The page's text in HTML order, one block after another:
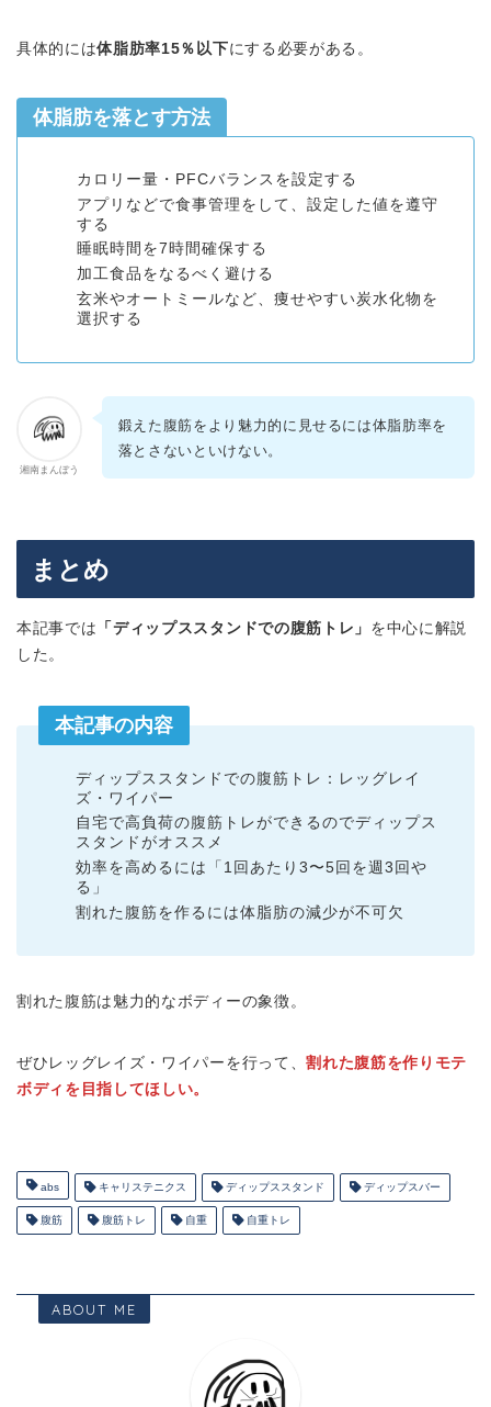
具体的には体脂肪率15％以下にする必要がある。
体脂肪を落とす方法
カロリー量・PFCバランスを設定する
アプリなどで食事管理をして、設定した値を遵守
する
睡眠時間を7時間確保する
加工食品をなるべく避ける
玄米やオートミールなど、痩せやすい炭水化物を
選択する
湘南まんぼう
鍛えた腹筋をより魅力的に見せるには体脂肪率を
落とさないといけない。
まとめ
本記事では 「ディップススタンドでの腹筋トレ」 を中心に解説
した。
本記事の内容
ディップススタンドでの腹筋トレ：レッグレイ
ズ・ワイパー
自宅で高負荷の腹筋トレができるのでディップス
スタンドがオススメ
効率を高めるには「1回あたり3〜5回を週3回や
る」
割れた腹筋を作るには体脂肪の減少が不可欠
割れた腹筋は魅力的なボディーの象徴。
ぜひレッグレイズ・ワイパーを行って、割れた腹筋を作りモテ
ボディを目指してほしい。
abs キャリステニクス ディップススタンド ディップスバー
腹筋 腹筋トレ 自重 自重トレ
ABOUT ME